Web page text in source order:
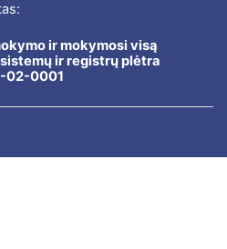
ir mokymosi visą
ir registrų plėtra
02-0001